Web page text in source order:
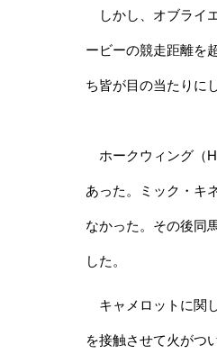
しかし、オブライ
ービーの競走距離を
ち皆が目の当たりに
ホークウィング（
あった。ミック・キ
なかった。その後同
した。
キャメロットに関
を接触させて火がつ